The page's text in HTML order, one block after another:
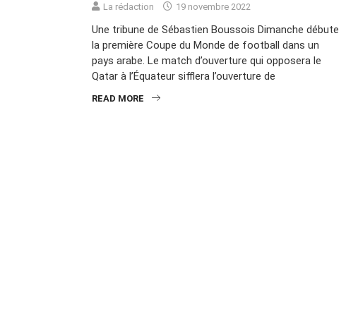
La rédaction 19 novembre 2022
Une tribune de Sébastien Boussois Dimanche débute
la première Coupe du Monde de football dans un
pays arabe. Le match d’ouverture qui opposera le
Qatar à l’Équateur sifflera l’ouverture de
READ MORE